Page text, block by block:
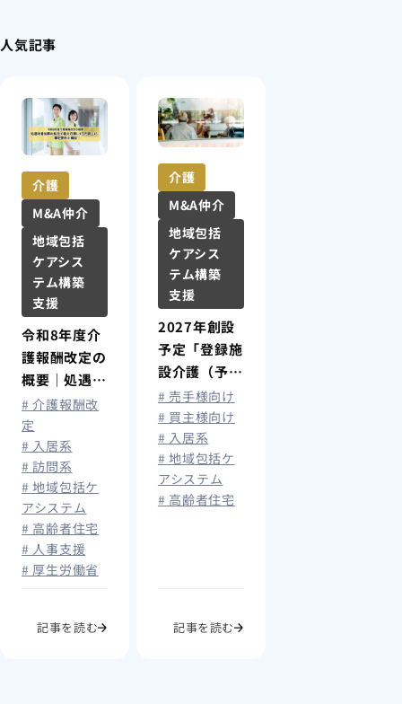
人気記事
介護
M&A仲介
地域包括
ケアシス
テム構築
支援
令和8年度介
護報酬改定の
概要｜処遇改
善加算拡充で
最大月額1.9
万円賃上げ、
算定要件を解
説
# 介護報酬改
定
# 入居系
# 訪問系
# 地域包括ケ
アシステム
# 高齢者住宅
# 人事支援
# 厚生労働省
記事を読む
介護
M&A仲介
地域包括
ケアシス
テム構築
支援
2027年創設
予定「登録施
設介護（予
防）支援」と
は？住宅型有
料老人ホーム
の今後と影響
も解説
# 売手様向け
# 買主様向け
# 入居系
# 地域包括ケ
アシステム
# 高齢者住宅
記事を読む